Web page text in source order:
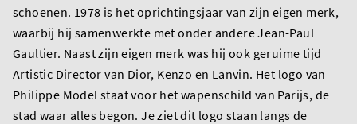
schoenen. 1978 is het oprichtingsjaar van zijn eigen merk,
waarbij hij samenwerkte met onder andere Jean-Paul
Gaultier. Naast zijn eigen merk was hij ook geruime tijd
Artistic Director van Dior, Kenzo en Lanvin. Het logo van
Philippe Model staat voor het wapenschild van Parijs, de
stad waar alles begon. Je ziet dit logo staan langs de